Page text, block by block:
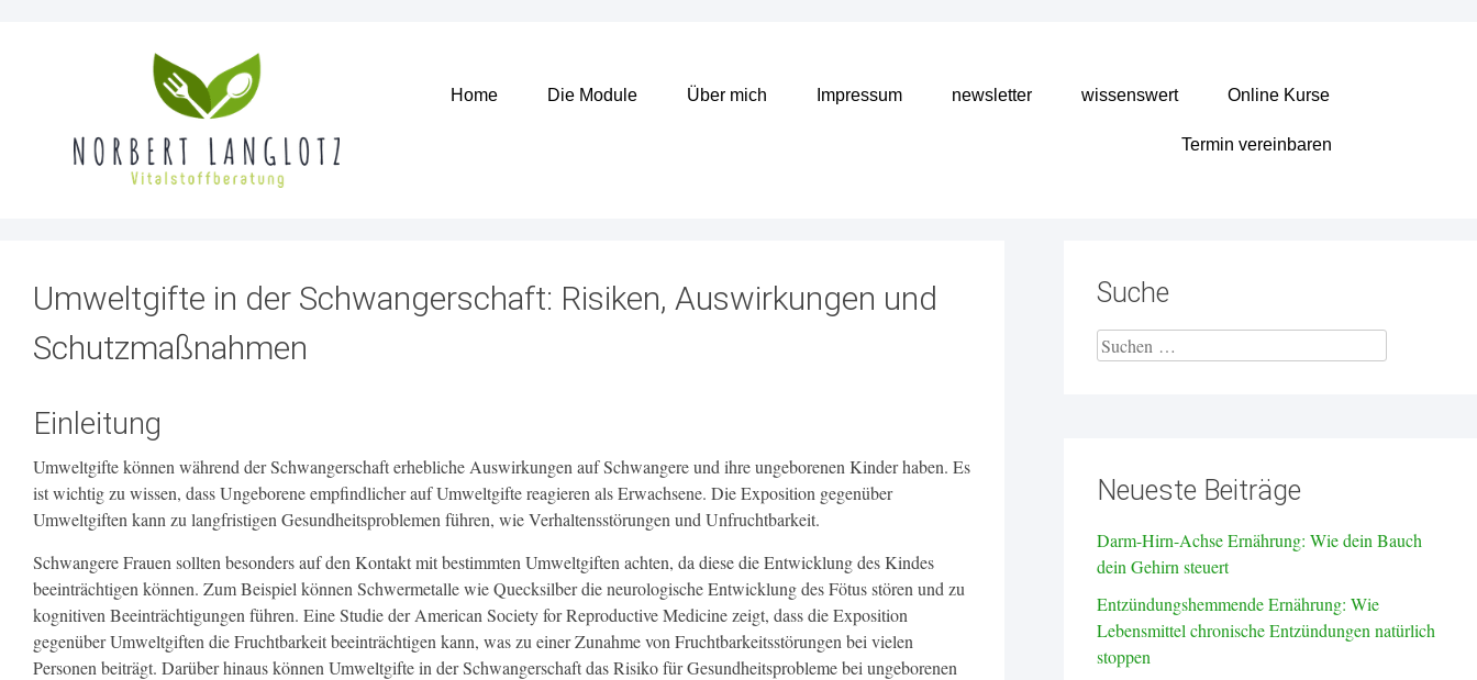
Home Die Module Über mich Impressum newsletter wissenswert Online Kurse
Termin vereinbaren
Umweltgifte in der Schwangerschaft: Risiken, Auswirkungen und
Schutzmaßnahmen
Einleitung
Umweltgifte können während der Schwangerschaft erhebliche Auswirkungen auf Schwangere und ihre ungeborenen Kinder haben. Es
ist wichtig zu wissen, dass Ungeborene empfindlicher auf Umweltgifte reagieren als Erwachsene. Die Exposition gegenüber
Umweltgiften kann zu langfristigen Gesundheitsproblemen führen, wie Verhaltensstörungen und Unfruchtbarkeit.
Schwangere Frauen sollten besonders auf den Kontakt mit bestimmten Umweltgiften achten, da diese die Entwicklung des Kindes
beeinträchtigen können. Zum Beispiel können Schwermetalle wie Quecksilber die neurologische Entwicklung des Fötus stören und zu
kognitiven Beeinträchtigungen führen. Eine Studie der American Society for Reproductive Medicine zeigt, dass die Exposition
gegenüber Umweltgiften die Fruchtbarkeit beeinträchtigen kann, was zu einer Zunahme von Fruchtbarkeitsstörungen bei vielen
Personen beiträgt. Darüber hinaus können Umweltgifte in der Schwangerschaft das Risiko für Gesundheitsprobleme bei ungeborenen
Suche
Neueste Beiträge
Darm-Hirn-Achse Ernährung: Wie dein Bauch
dein Gehirn steuert
Entzündungshemmende Ernährung: Wie
Lebensmittel chronische Entzündungen natürlich
stoppen